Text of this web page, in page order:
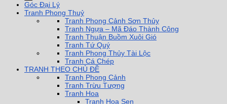
Góc Đại Lý
Tranh Phong Thuỷ
Tranh Phong Cảnh Sơn Thủy
Tranh Ngựa – Mã Đáo Thành Công
Tranh Thuận Buồm Xuôi Gió
Tranh Tứ Quý
Tranh Phong Thủy Tài Lộc
Tranh Cá Chép
TRANH THEO CHỦ ĐỀ
Tranh Phong Cảnh
Tranh Trừu Tượng
Tranh Hoa
Tranh Hoa Sen